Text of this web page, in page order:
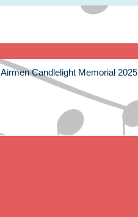
Airmen Candlelight Memorial 2025